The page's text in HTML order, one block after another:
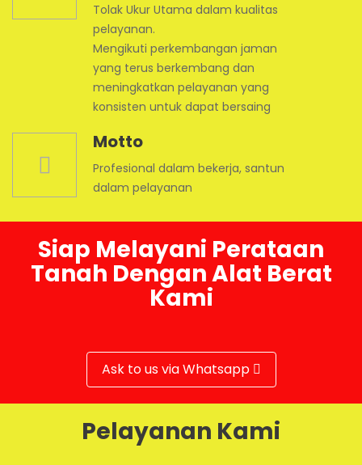
Tolak Ukur Utama dalam kualitas
pelayanan.
Mengikuti perkembangan jaman
yang terus berkembang dan
meningkatkan pelayanan yang
konsisten untuk dapat bersaing
Motto
Profesional dalam bekerja, santun
dalam pelayanan
Siap Melayani Perataan
Tanah Dengan Alat Berat
Kami
Ask to us via Whatsapp
Pelayanan Kami